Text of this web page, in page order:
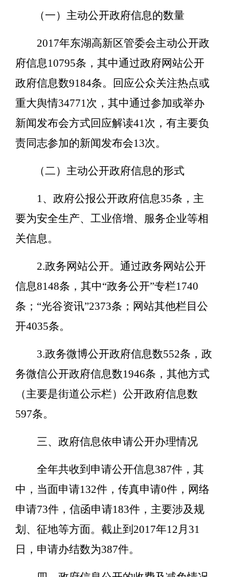
（一）主动公开政府信息的数量
2017年东湖高新区管委会主动公开政
府信息10795条，其中通过政府网站公开
政府信息数9184条。回应公众关注热点或
重大舆情34771次，其中通过参加或举办
新闻发布会方式回应解读41次，有主要负
责同志参加的新闻发布会13次。
（二）主动公开政府信息的形式
1、政府公报公开政府信息35条，主
要为安全生产、工业倍增、服务企业等相
关信息。
2.政务网站公开。通过政务网站公开
信息8148条，其中“政务公开”专栏1740
条；“光谷资讯”2373条；网站其他栏目公
开4035条。
3.政务微博公开政府信息数552条，政
务微信公开政府信息数1946条，其他方式
（主要是街道公示栏）公开政府信息数
597条。
三、政府信息依申请公开办理情况
全年共收到申请公开信息387件，其
中，当面申请132件，传真申请0件，网络
申请73件，信函申请183件，主要涉及规
划、征地等方面。截止到2017年12月31
日，申请办结数为387件。